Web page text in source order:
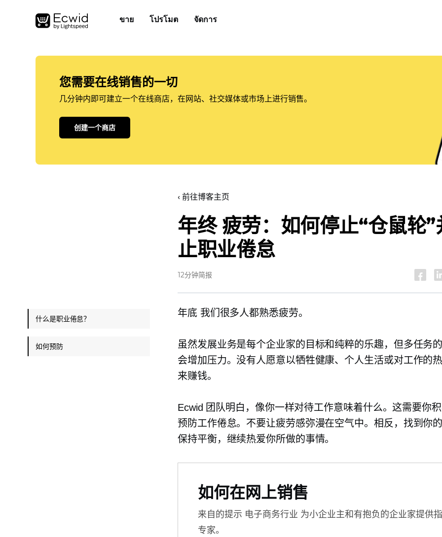
ขาย โปรโมต จัดการ
您需要在线销售的一切
几分钟内即可建立一个在线商店，在网站、社交媒体或市场上进行销售。
创建一个商店
‹ 前往博客主页
年终疲劳：如何停止“仓鼠轮”
止职业倦怠
12分钟简报
年底 我们很多人都熟悉疲劳。
虽然发展业务是每个企业家的目标和纯粹的乐趣，但多任务
会增加压力。没有人愿意以牺牲健康、个人生活或对工作的
来赚钱。
Ecwid 团队明白，像你一样对待工作意味着什么。这需要你
预防工作倦怠。不要让疲劳感弥漫在空气中。相反，找到你
保持平衡，继续热爱你所做的事情。
如何在网上销售
来自的提示 电子商务行业 为小企业主和有抱负的企业家提供
专家。
什么是职业倦怠？
如何预防